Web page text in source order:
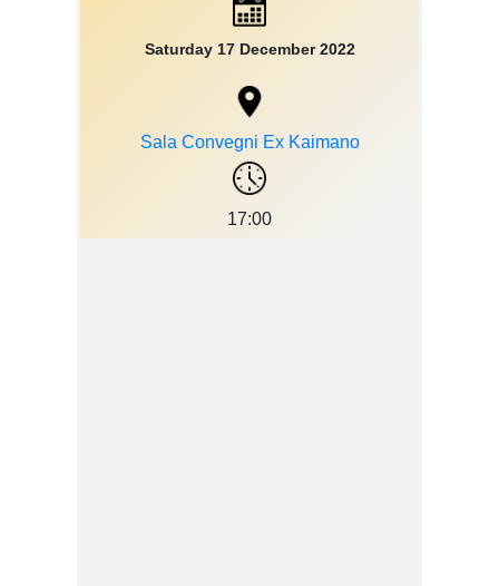
Saturday 17 December 2022
Sala Convegni Ex Kaimano
17:00